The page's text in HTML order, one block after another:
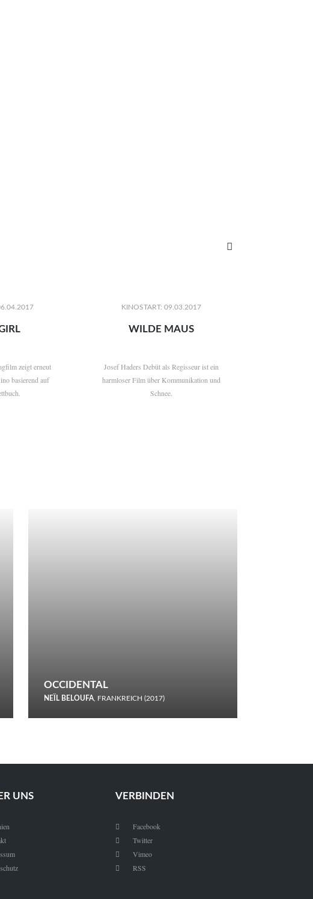

zeigt erneut
basierend auf
KINOSTART: 09.03.2017
WILDE MAUS
Josef Haders Debüt als Regisseur ist ein
harmloser Film über Kommunikation und
Schnee.
OCCIDENTAL
NEÏL BELOUFA, FRANKREICH (2017)
UNS VERBINDEN
 Facebook
 Twitter
 Vimeo
 RSS